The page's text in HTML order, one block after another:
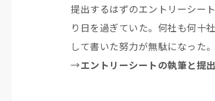
提出するはずのエントリーシー
り日を過ぎていた。何社も何十
して書いた努力が無駄になった。
→エントリーシートの執筆と提